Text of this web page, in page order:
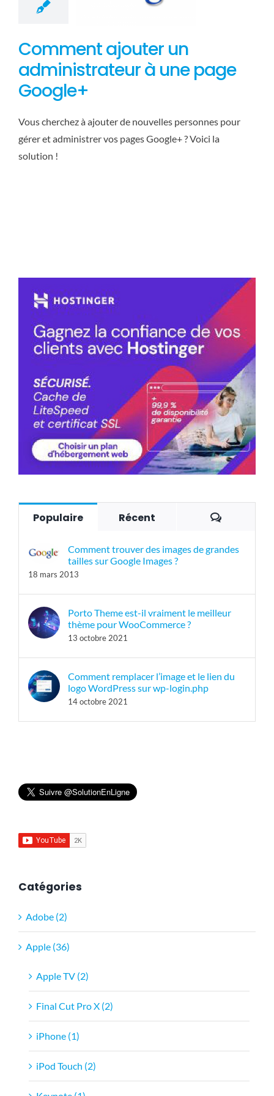
Comment ajouter un
administrateur à une page
Google+
Vous cherchez à ajouter de nouvelles personnes pour
gérer et administrer vos pages Google+ ? Voici la
solution !
Populaire Récent
Comment trouver des images de grandes
tailles sur Google Images ?
18 mars 2013
Porto Theme est-il vraiment le meilleur
thème pour WooCommerce ?
13 octobre 2021
Comment remplacer l’image et le lien du
logo WordPress sur wp-login.php
14 octobre 2021
Catégories
Adobe (2)
Apple (36)
Apple TV (2)
Final Cut Pro X (2)
iPhone (1)
iPod Touch (2)